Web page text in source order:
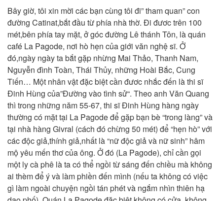
Bây giờ, tôi xin mời các bạn cùng tôi đi” tham quan” con
đường Catinat,bắt đầu từ phía nhà thờ. Đi đươc trên 100
mét,bên phía tay mặt, ở góc đường Lê thánh Tôn, là quán
café La Pagode, nơi hò hẹn của giới văn nghệ sĩ. Ở
đó,ngày ngày ta bắt gặp nhừng Mai Thảo, Thanh Nam,
Nguyễn đình Toàn, Thái Thủy, những Hoài Bắc, Cung
Tiến… Một nhân vật đặc biệt cần đươc nhắc đến là thi sĩ
Đinh Hùng của”Đường vào tình sử“. Theo anh Văn Quang
thì trong những năm 55-67, thi sĩ Đinh Hùng hàng ngày
thường có mặt tại La Pagode để gặp bạn bè “trong làng” và
tại nhà hàng Givral (cách đó chừng 50 mét) để “hẹn hò” với
các độc giả,thính giả,nhất là “nữ độc giả và nữ sinh” hâm
mộ yêu mến thơ của ông. Ở đó (La Pagode), chỉ cần gọi
một ly cà phê là ta có thể ngồi từ sáng đến chiều mà không
ai thèm để ý và làm phiền đến mình (nếu ta không có việc
gì làm ngoài chuyện ngồi tán phét và ngắm nhìn thiên hạ